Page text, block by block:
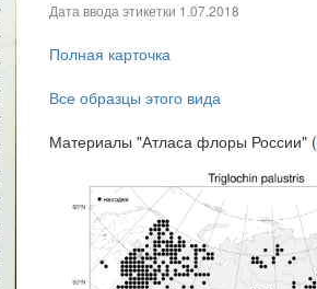
Дата ввода этикетки 1.07.2018
Полная карточка
Все образцы этого вида
Материалы "Атласа флоры России" (